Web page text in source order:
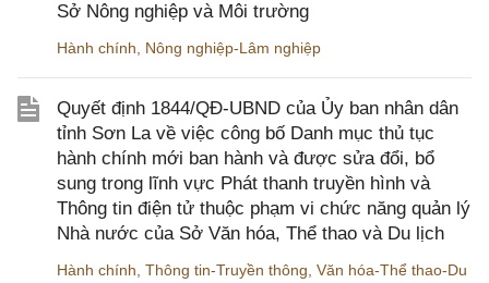
Sở Nông nghiệp và Môi trường
Hành chính Nông nghiệp-Lâm nghiệp
Quyết định 1844/QĐ-UBND của Ủy ban nhân dân
tỉnh Sơn La về việc công bố Danh mục thủ tục
hành chính mới ban hành và được sửa đổi, bổ
sung trong lĩnh vực Phát thanh truyền hình và
Thông tin điện tử thuộc phạm vi chức năng quản lý
Nhà nước của Sở Văn hóa, Thể thao và Du lịch
Hành chính Thông tin-Truyền thông Văn hóa-Thể thao-Du